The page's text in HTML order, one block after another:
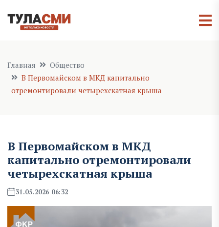
Главная
Общество
В Первомайском в МКД капитально
отремонтировали четырехскатная крыша
В Первомайском в МКД
капитально отремонтировали
четырехскатная крыша
31.05.2026 06:32